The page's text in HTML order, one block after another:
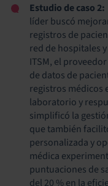
Estudio de caso 2:
líder buscó
registros de
red de hospitales
ITSM, el
de datos de
registros médicos
laboratorio y
simplificó la
que también
personalizada y
médica
puntuaciones de
del 20 % en la